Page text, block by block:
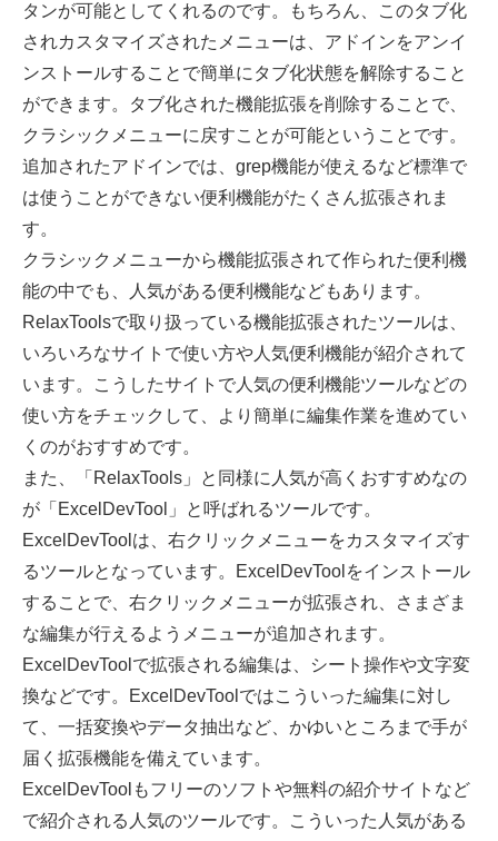
タンが可能としてくれるのです。もちろん、このタブ化
されカスタマイズされたメニューは、アドインをアンイ
ンストールすることで簡単にタブ化状態を解除すること
ができます。タブ化された機能拡張を削除することで、
クラシックメニューに戻すことが可能ということです。
追加されたアドインでは、grep機能が使えるなど標準で
は使うことができない便利機能がたくさん拡張されま
す。
クラシックメニューから機能拡張されて作られた便利機
能の中でも、人気がある便利機能などもあります。
RelaxToolsで取り扱っている機能拡張されたツールは、
いろいろなサイトで使い方や人気便利機能が紹介されて
います。こうしたサイトで人気の便利機能ツールなどの
使い方をチェックして、より簡単に編集作業を進めてい
くのがおすすめです。
また、「RelaxTools」と同様に人気が高くおすすめなの
が「ExcelDevTool」と呼ばれるツールです。
ExcelDevToolは、右クリックメニューをカスタマイズす
るツールとなっています。ExcelDevToolをインストール
することで、右クリックメニューが拡張され、さまざま
な編集が行えるようメニューが追加されます。
ExcelDevToolで拡張される編集は、シート操作や文字変
換などです。ExcelDevToolではこういった編集に対し
て、一括変換やデータ抽出など、かゆいところまで手が
届く拡張機能を備えています。
ExcelDevToolもフリーのソフトや無料の紹介サイトなど
で紹介される人気のツールです。こういった人気がある